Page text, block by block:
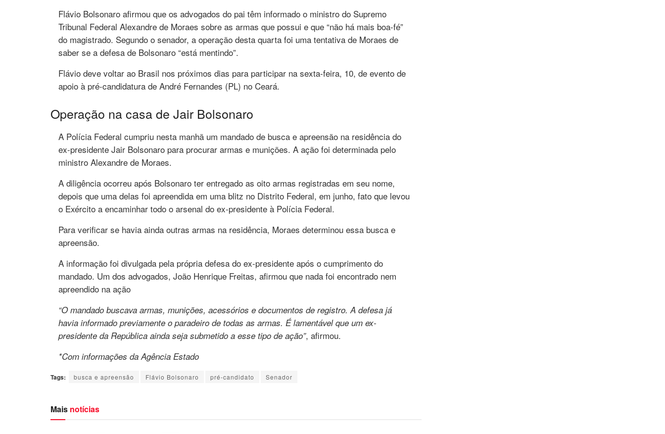
Flávio Bolsonaro afirmou que os advogados do pai têm informado o ministro do Supremo
Tribunal Federal Alexandre de Moraes sobre as armas que possui e que “não há mais boa-fé”
do magistrado. Segundo o senador, a operação desta quarta foi uma tentativa de Moraes de
saber se a defesa de Bolsonaro “está mentindo”.
Flávio deve voltar ao Brasil nos próximos dias para participar na sexta-feira, 10, de evento de
apoio à pré-candidatura de André Fernandes (PL) no Ceará.
Operação na casa de Jair Bolsonaro
A Polícia Federal cumpriu nesta manhã um mandado de busca e apreensão na residência do
ex-presidente Jair Bolsonaro para procurar armas e munições. A ação foi determinada pelo
ministro Alexandre de Moraes.
A diligência ocorreu após Bolsonaro ter entregado as oito armas registradas em seu nome,
depois que uma delas foi apreendida em uma blitz no Distrito Federal, em junho, fato que levou
o Exército a encaminhar todo o arsenal do ex-presidente à Polícia Federal.
Para verificar se havia ainda outras armas na residência, Moraes determinou essa busca e
apreensão.
A informação foi divulgada pela própria defesa do ex-presidente após o cumprimento do
mandado. Um dos advogados, João Henrique Freitas, afirmou que nada foi encontrado nem
apreendido na ação
“O mandado buscava armas, munições, acessórios e documentos de registro. A defesa já
havia informado previamente o paradeiro de todas as armas. É lamentável que um ex-
presidente da República ainda seja submetido a esse tipo de ação”, afirmou.
*Com informações da Agência Estado
Tags: busca e apreensão Flávio Bolsonaro pré-candidato Senador
Mais notícias